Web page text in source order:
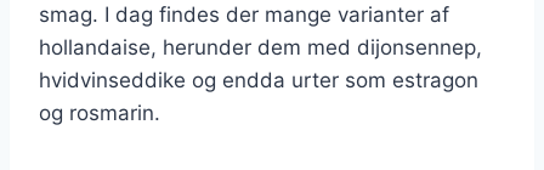
smag. I dag findes der mange varianter af
hollandaise, herunder dem med dijonsennep,
hvidvinseddike og endda urter som estragon
og rosmarin.